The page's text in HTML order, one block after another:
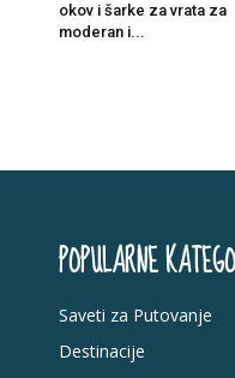
okov i šarke za vrata za
moderan i...
POPULARNE
Saveti za Putovanje
Destinacije